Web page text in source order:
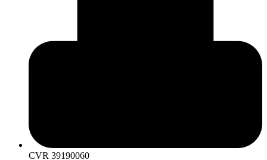
CVR 39190060